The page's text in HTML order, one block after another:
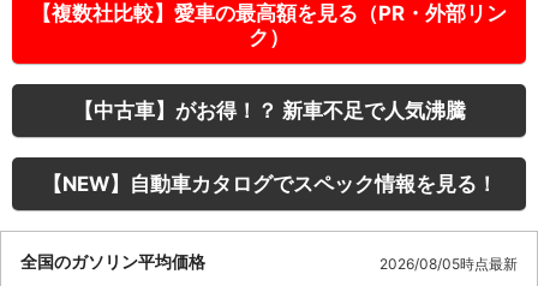
【複数社比較】愛車の最高額を見る（PR・外部リン
ク）
【中古車】がお得！？ 新車不足で人気沸騰
【NEW】自動車カタログでスペック情報を見る！
全国のガソリン平均価格 2026/08/05時点最新